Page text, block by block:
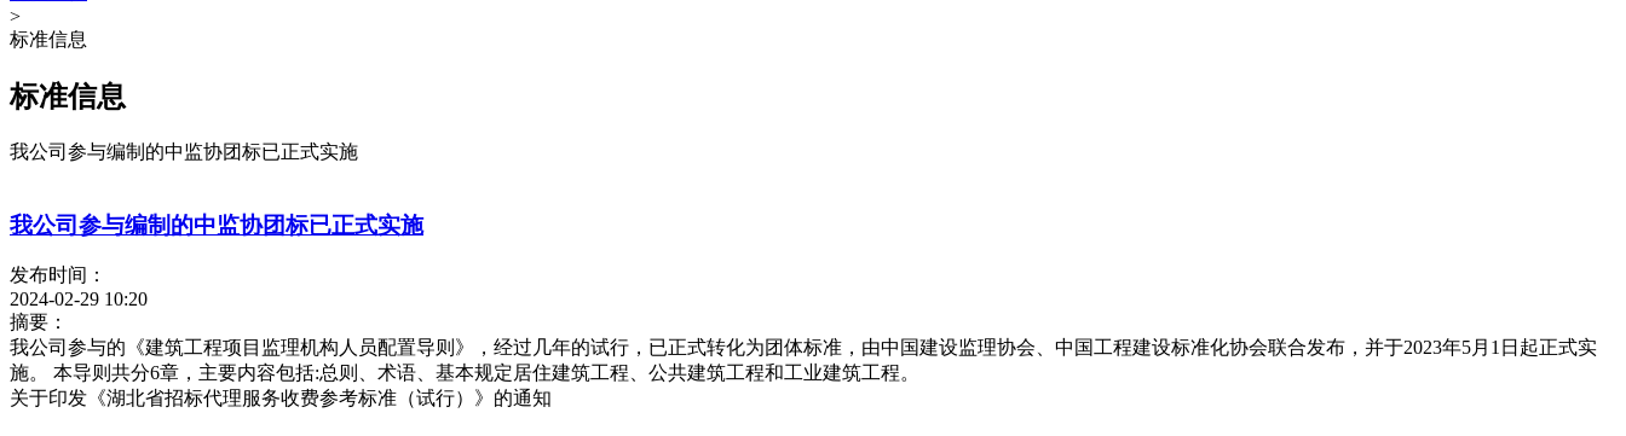
>
标准信息
标准信息
我公司参与编制的中监协团标已正式实施
我公司参与编制的中监协团标已正式实施
发布时间：
2024-02-29 10:20
摘要：
我公司参与的《建筑工程项目监理机构人员配置导则》，经过几年的试行，已正式转化为团体标准，由中国建设监理协会、中国工程建设标准化协会联合发布，并于2023年5月1日起正式实
施。 本导则共分6章，主要内容包括:总则、术语、基本规定居住建筑工程、公共建筑工程和工业建筑工程。
关于印发《湖北省招标代理服务收费参考标准（试行）》的通知